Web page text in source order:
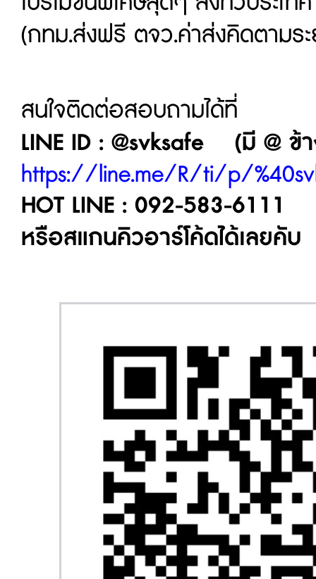
(กทม.ส่งฟรี ตจว.ค่าส่งคิดตามระ
สนใจติดต่อสอบถามได้ที่
LINE ID : @svksafe (มี @
https://line.me/R/ti/p/
HOT LINE : 092-583-6111
หรือสแกนคิวอาร์โค้ดได้เลยคับ